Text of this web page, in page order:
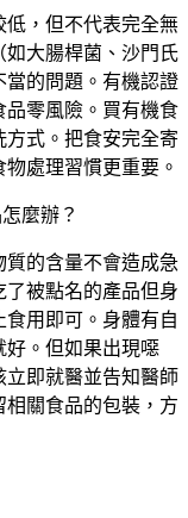
，但不代表完全無
如大腸桿菌、沙門氏
當的問題。有機認證
品零風險。買有機食
方式。把食安完全寄
處理習慣更重要。
麼辦？
質的含量不會造成急
被點名的產品但身
用即可。身體有自
好。但如果出現噁
即就醫並告知醫師
關食品的包裝，方